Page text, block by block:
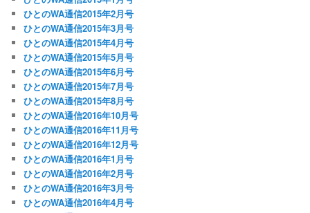
ひとのWA通信2015年2月号
ひとのWA通信2015年3月号
ひとのWA通信2015年4月号
ひとのWA通信2015年5月号
ひとのWA通信2015年6月号
ひとのWA通信2015年7月号
ひとのWA通信2015年8月号
ひとのWA通信2016年10月号
ひとのWA通信2016年11月号
ひとのWA通信2016年12月号
ひとのWA通信2016年1月号
ひとのWA通信2016年2月号
ひとのWA通信2016年3月号
ひとのWA通信2016年4月号